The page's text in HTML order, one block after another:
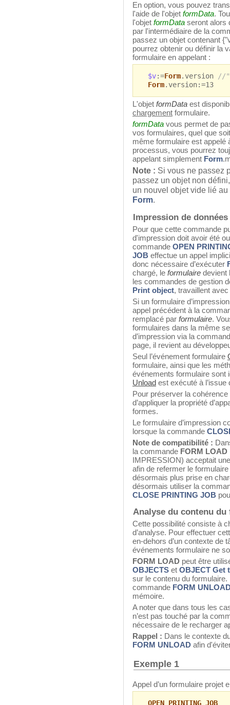
En option, vous pouvez
l'aide de l'objet formData.
l'objet formData seront alors
par l'intermédiaire de la
passez un objet contenant
pourrez obtenir ou définir la
formulaire en appelant :
$v:=Form.version
//
Form.version:=13
L'objet formData est
chargement formulaire.
formData vous permet de
vos formulaires, quel que
même formulaire est appelé
processus, vous pourrez
appelant simplement Form
Note : Si vous ne passez
passez un objet non
un nouvel objet vide lié au
Form.
Impression de données
Pour que cette commande
d'impression doit avoir été
commande OPEN
JOB effectue un appel
donc nécessaire d’exécuter
chargé, le formulaire devient
les commandes de gestion
Print object, travaillent
Si un formulaire
appel précédent à la
remplacé par formulaire.
formulaires dans la même
d’impression via la
page, il revient au
Seul l’événement formulaire
formulaire, ainsi que les
événements formulaire sont
Unload est exécuté à l’issue
Pour préserver la
d’appliquer la propriété
formes.
Le formulaire d’impression
lorsque la commande
Note de compatibilité :
la commande FORM LOAD
IMPRESSION) acceptait
afin de refermer le
désormais plus prise en
désormais utiliser la
CLOSE PRINTING JOB
Analyse du contenu
Cette possibilité consiste à
d’analyse. Pour effectuer
en-dehors d’un contexte de
événements formulaire ne
FORM LOAD peut être
OBJECTS et OBJECT Get
sur le contenu du
commande FORM
mémoire.
A noter que dans tous les
n’est pas touché par la
nécessaire de le recharger
Rappel : Dans le contexte
FORM UNLOAD afin
Exemple 1
Appel d’un formulaire projet
OPEN PRINTING JOB